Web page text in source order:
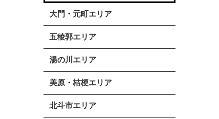
大門・元町エリア
五稜郭エリア
湯の川エリア
美原・桔梗エリア
北斗市エリア